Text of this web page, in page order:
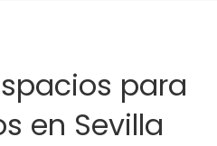
para
en Sevilla